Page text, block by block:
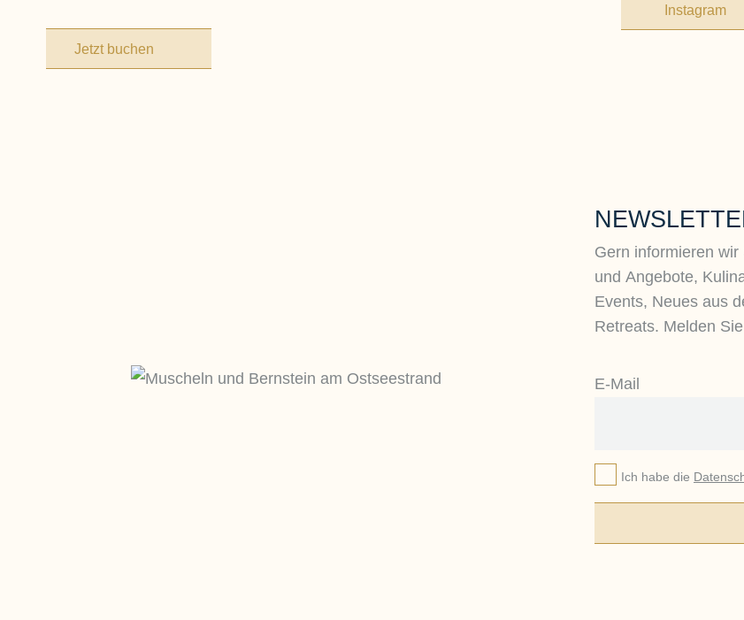
Jetzt buchen
Instagram
Gern informieren
und Angebote,
Events, Neues aus
Retreats. Melden
E-Mail
Ich habe die